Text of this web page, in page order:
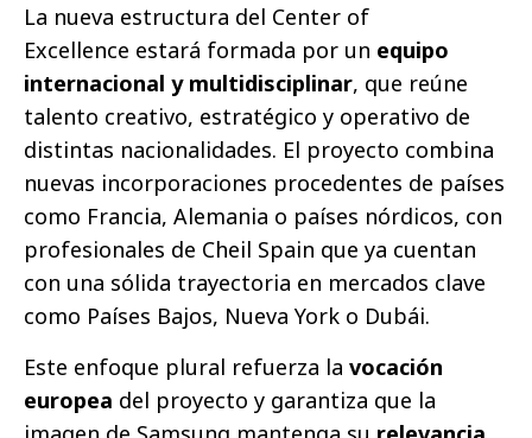
La nueva estructura del Center of
Excellence estará formada por un equipo
internacional y multidisciplinar, que reúne
talento creativo, estratégico y operativo de
distintas nacionalidades. El proyecto combina
nuevas incorporaciones procedentes de países
como Francia, Alemania o países nórdicos, con
profesionales de Cheil Spain que ya cuentan
con una sólida trayectoria en mercados clave
como Países Bajos, Nueva York o Dubái.
Este enfoque plural refuerza la vocación
europea del proyecto y garantiza que la